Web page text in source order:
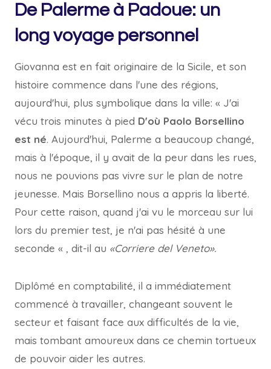
De Palerme à Padoue: un
long voyage personnel
Giovanna est en fait originaire de la Sicile, et son
histoire commence dans l'une des régions,
aujourd'hui, plus symbolique dans la ville: « J'ai
vécu trois minutes à pied D'où Paolo Borsellino
est né. Aujourd'hui, Palerme a beaucoup changé,
mais à l'époque, il y avait de la peur dans les rues,
nous ne pouvions pas vivre sur le plan de notre
jeunesse. Mais Borsellino nous a appris la liberté.
Pour cette raison, quand j'ai vu le morceau sur lui
lors du premier test, je n'ai pas hésité à une
seconde « , dit-il au «Corriere del Veneto».
Diplômé en comptabilité, il a immédiatement
commencé à travailler, changeant souvent le
secteur et faisant face aux difficultés de la vie,
mais tombant amoureux dans ce chemin tortueux
de pouvoir aider les autres.